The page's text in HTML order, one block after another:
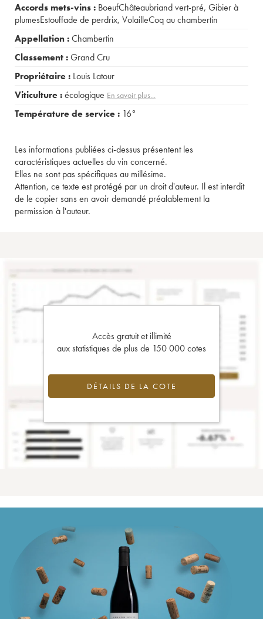
Accords mets-vins : BoeufChâteaubriand vert-pré, Gibier à
plumesEstouffade de perdrix, VolailleCoq au chambertin
Appellation :Chambertin
Classement :Grand Cru
Propriétaire : Louis Latour
Viticulture :écologique En savoir plus...
Température de service : 16°
Les informations publiées ci-dessus présentent les
caractéristiques actuelles du vin concerné.
Elles ne sont pas spécifiques au millésime.
Attention, ce texte est protégé par un droit d'auteur. Il est interdit
de le copier sans en avoir demandé préalablement la
permission à l'auteur.
Accès gratuit et illimité
aux statistiques de plus de 150 000 cotes
DÉTAILS DE LA COTE